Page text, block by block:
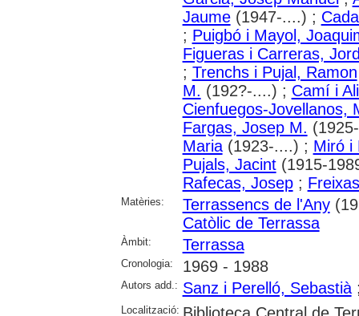
Jaume(1947-....) ;
; Puigbó i Mayol,
Figueras i Carreras,
; Trenchs i Pujal, Ramon
M. (192?-....) ; Camí i
Cienfuegos-Jovellanos,
Fargas, Josep M.
Maria(1923-....) ; Miró i
Pujals, Jacint(1915-
Rafecas, Josep;
Matèries: Terrassencs de l'Any
Catòlic de Terrassa
Àmbit: Terrassa
Cronologia: 1969 - 1988
Autors add.: Sanz i Perelló, Sebastià
Localització: